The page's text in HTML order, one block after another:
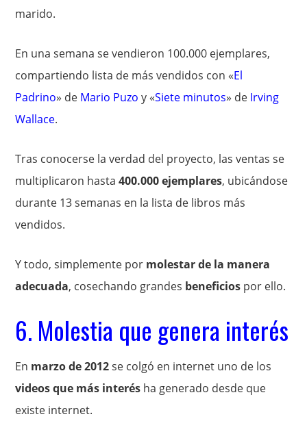
marido.
En una semana se vendieron 100.000 ejemplares,
compartiendo lista de más vendidos con «El
Padrino» de Mario Puzo y «Siete minutos» de Irving
Wallace.
Tras conocerse la verdad del proyecto, las ventas se
multiplicaron hasta400.000 ejemplares, ubicándose
durante 13 semanas en la lista de libros más
vendidos.
Y todo, simplemente por molestar de la manera
adecuada, cosechando grandes beneficios por ello.
6. Molestia que genera interés
En marzo de 2012se colgó en internet uno de los
videos que más interés ha generado desde que
existe internet.